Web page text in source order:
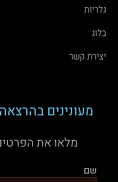
גלריות
בלוג
יצירת קשר
מעונינים
מלאו את
שם